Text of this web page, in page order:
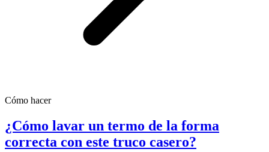
Cómo hacer
¿Cómo lavar un termo de la forma
correcta con este truco casero?